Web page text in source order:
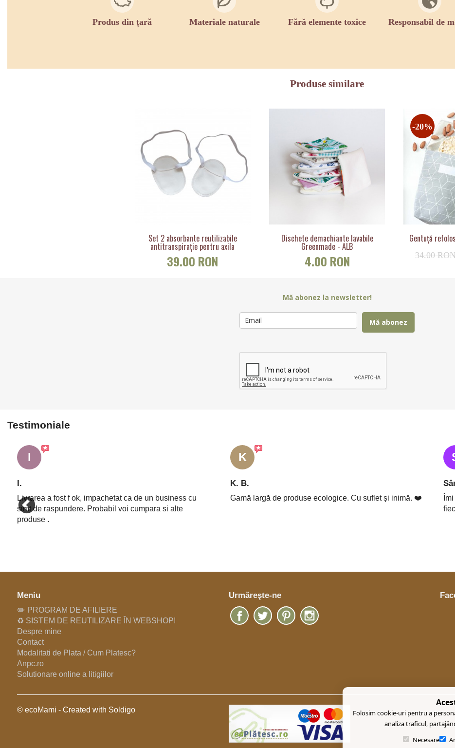
Produs din țară Materiale naturale Fără elemente toxice Responsabil de
Produse similare
Set 2 absorbante reutilizabile
antitranspirație pentru axila
39.00 RON
Dischete demachiante lavabile
Greenmade - ALB
4.00 RON
Gentuță
-20%
34.00
Mă abonez la newsletter!
Mă abonez
Testimoniale
I
I.
Livrarea a fost f ok, impachetat ca de un business cu
simt de raspundere. Probabil voi cumpara si alte
produse .
K
K. B.
Gamă largă de produse ecologice. Cu suflet și inimă. ❤️
Meniu
✏️ PROGRAM DE AFILIERE
♻️ SISTEM DE REUTILIZARE ÎN WEBSHOP!
Despre mine
Contact
Modalitati de Plata / Cum Platesc?
Anpc.ro
Solutionare online a litigiilor
Urmăreşte-ne
© ecoMami - Created with Soldigo
Folosim cookie-uri pentru a
analiza traficul,
Necesare